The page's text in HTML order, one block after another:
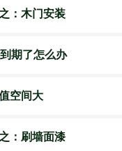
：木门安装
期了怎么办
空间大
：刷墙面漆